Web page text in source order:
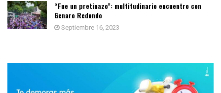
“Fue un pretinazo”: multitudinario encuentro con
Genaro Redondo
Septiembre 16, 2023